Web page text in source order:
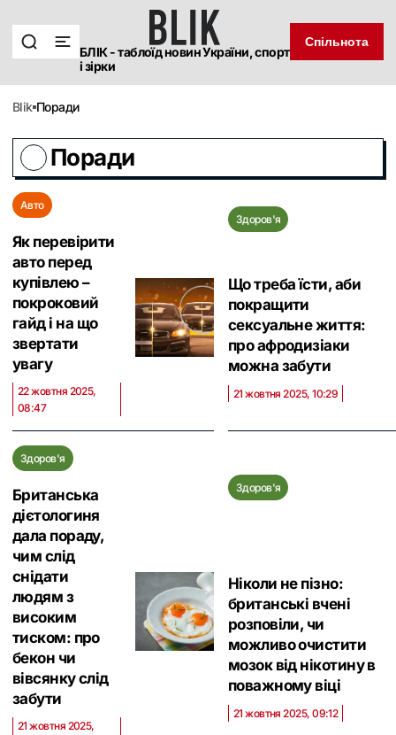
БЛІК - таблоїд новин України, спорт
і зірки
Спільнота
blik Поради
Поради
Авто
Як перевірити
авто перед
купівлею –
покроковий
гайд і на що
звертати
увагу
22 жовтня 2025,
08:47
Здоров'я
Що треба їсти, аби
покращити
сексуальне життя:
про афродизіаки
можна забути
21 жовтня 2025, 10:29
Здоров'я
Британська
дієтологиня
дала пораду,
чим слід
снідати
людям з
високим
тиском: про
бекон чи
вівсянку слід
забути
21 жовтня 2025,
Здоров'я
Ніколи не пізно:
британські вчені
розповіли, чи
можливо очистити
мозок від нікотину в
поважному віці
21 жовтня 2025, 09:12